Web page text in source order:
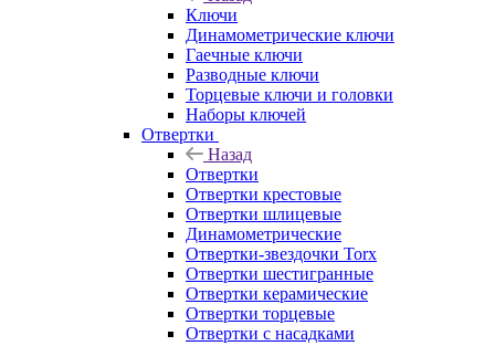
Ключи
Динамометрические ключи
Гаечные ключи
Разводные ключи
Торцевые ключи и головки
Наборы ключей
Отвертки
Назад
Отвертки
Отвертки крестовые
Отвертки шлицевые
Динамометрические
Отвертки-звездочки Torx
Отвертки шестигранные
Отвертки керамические
Отвертки торцевые
Отвертки с насадками